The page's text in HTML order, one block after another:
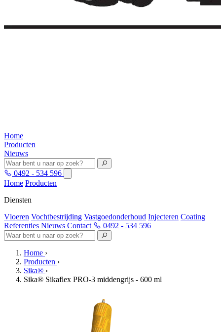
Home
Producten
Nieuws
0492 - 534 596
Home Producten
Diensten
Vloeren Vochtbestrijding Vastgoedonderhoud Injecteren Coating
Referenties Nieuws Contact 0492 - 534 596
Home ›
Producten ›
Sika® ›
Sika® Sikaflex PRO-3 middengrijs - 600 ml